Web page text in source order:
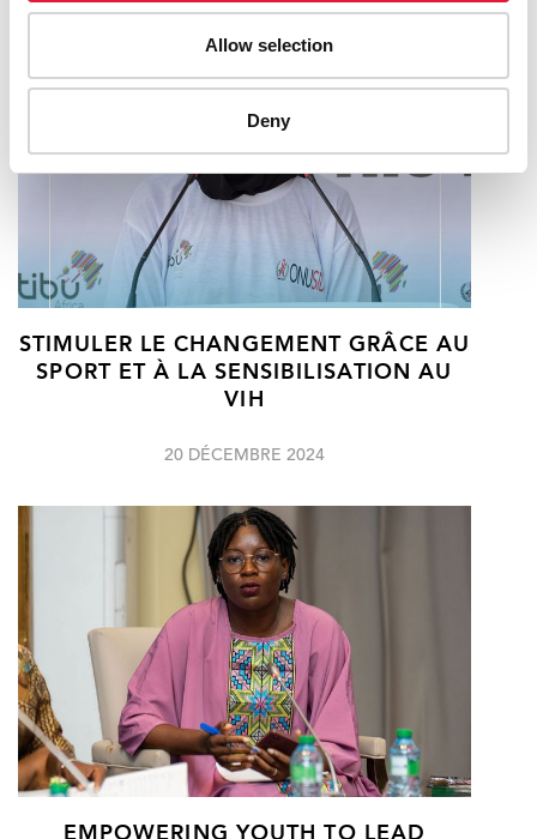
Allow selection
Deny
STIMULER LE CHANGEMENT GRÂCE AU
SPORT ET À LA SENSIBILISATION AU
VIH
20 DÉCEMBRE 2024